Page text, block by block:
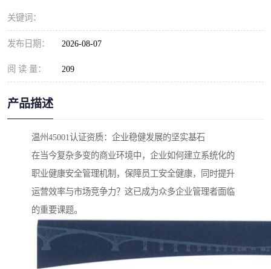
关键词：
发布日期： 2026-08-07
阅 读 量： 209
产品描述
温州45001认证资质：企业稳健发展的坚实基石
在当今复杂多变的商业环境中，企业如何建立系统化的
职业健康安全管理机制，保障员工安全健康，同时提升
运营效率与市场竞争力？这已成为众多企业管理者面临
的重要课题。